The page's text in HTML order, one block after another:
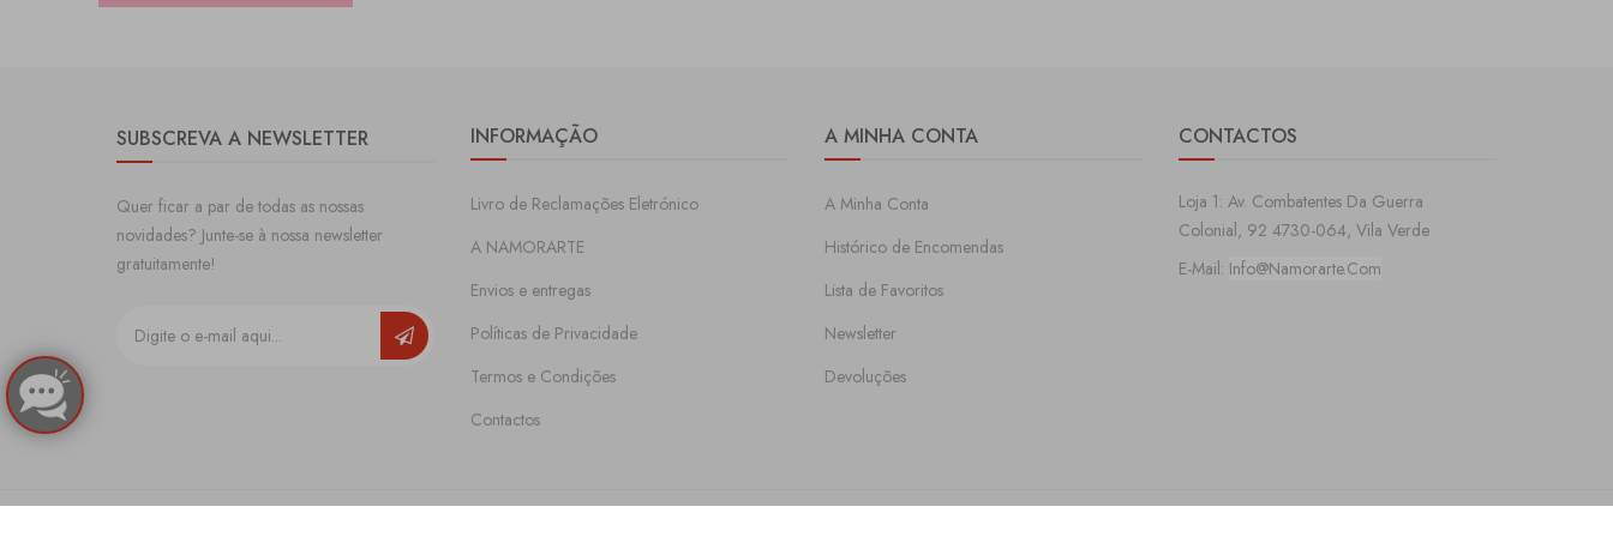
SUBSCREVA A NEWSLETTER
Quer ficar a par de todas as nossas
novidades? Junte-se à nossa newsletter
gratuitamente!
INFORMAÇÃO
Livro de Reclamações Eletrónico
A NAMORARTE
Envios e entregas
Políticas de Privacidade
Termos e Condições
Contactos
A MINHA CONTA
A Minha Conta
Histórico de Encomendas
Lista de Favoritos
Newsletter
Devoluções
CONTACTOS
Loja 1: Av. Combatentes Da Guerra
Colonial, 92 4730-064, Vila Verde
E-Mail: Info@namorarte.com